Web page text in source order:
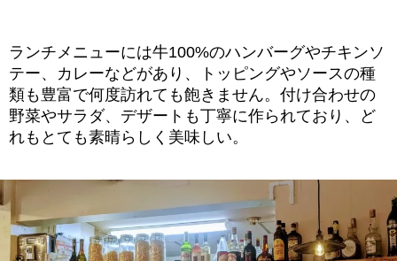
ランチメニューには牛100%のハンバーグやチキンソ
テー、カレーなどがあり、トッピングやソースの種
類も豊富で何度訪れても飽きません。付け合わせの
野菜やサラダ、デザートも丁寧に作られており、ど
れもとても素晴らしく美味しい。